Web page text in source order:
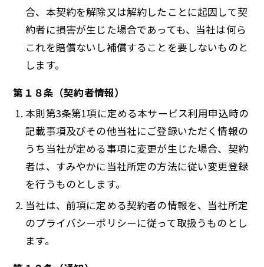
合、本契約を解除又は解約したことに起因して契
約者に損害が生じた場合であっても、当社は何ら
これを賠償ないし補償することを要しないものと
します。
第１８条（契約者情報）
本則第3条第1項に定める本サービス利用申込時の
記載事項及びその他当社にご登録いただく情報の
うち当社が定める事項に変更が生じた場合、契約
者は、すみやかに当社所定の方法に従い変更登録
を行うものとします。
当社は、前項に定める契約者の情報を、当社所定
のプライバシーポリシーに従って取扱うものとし
ます。